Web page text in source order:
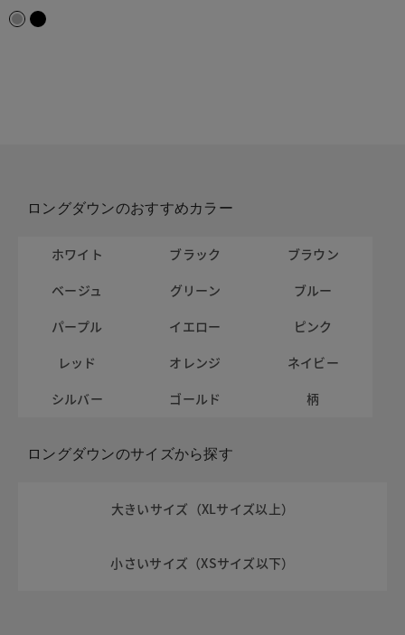
ロングダウンのおすすめカラー
ホワイト ブラック
ブラウン
ベージュ
グリーン
ブルー
パープル
イエロー
ピンク
レッド
オレンジ
ネイビー
シルバー
ゴールド 柄
ロングダウンのサイズから探す
大きいサイズ（XLサイズ以上）
小さいサイズ（XSサイズ以下）